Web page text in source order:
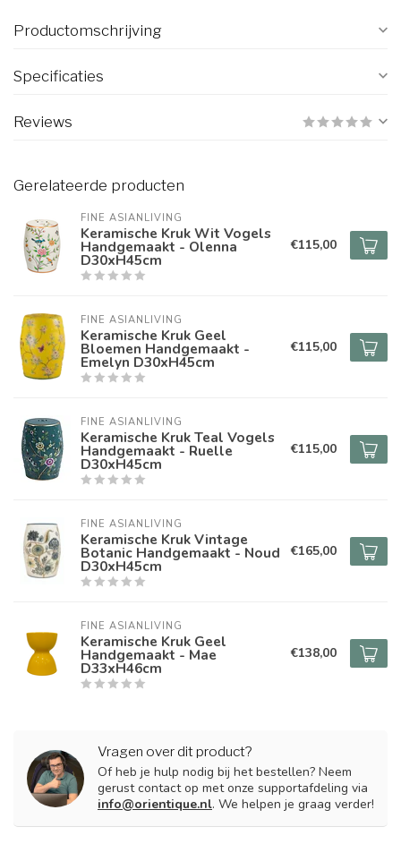
Productomschrijving
Specificaties
Reviews
Gerelateerde producten
FINE ASIANLIVING
Keramische Kruk Wit Vogels
Handgemaakt - Olenna
D30xH45cm
€115,00
FINE ASIANLIVING
Keramische Kruk Geel
Bloemen Handgemaakt -
Emelyn D30xH45cm
€115,00
FINE ASIANLIVING
Keramische Kruk Teal Vogels
Handgemaakt - Ruelle
D30xH45cm
€115,00
FINE ASIANLIVING
Keramische Kruk Vintage
Botanic Handgemaakt - Noud
D30xH45cm
€165,00
FINE ASIANLIVING
Keramische Kruk Geel
Handgemaakt - Mae
D33xH46cm
€138,00
Vragen over dit product?
Of heb je hulp nodig bij het bestellen? Neem
gerust contact op met onze supportafdeling via
info@orientique.nl. We helpen je graag verder!